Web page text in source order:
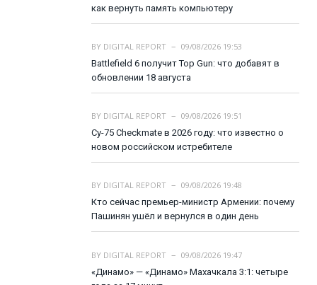
как вернуть память компьютеру
BY DIGITAL REPORT
09/08/2026 19:53
Battlefield 6 получит Top Gun: что добавят в
обновлении 18 августа
BY DIGITAL REPORT
09/08/2026 19:51
Су-75 Checkmate в 2026 году: что известно о
новом российском истребителе
BY DIGITAL REPORT
09/08/2026 19:48
Кто сейчас премьер-министр Армении: почему
Пашинян ушёл и вернулся в один день
BY DIGITAL REPORT
09/08/2026 19:47
«Динамо» — «Динамо» Махачкала 3:1: четыре